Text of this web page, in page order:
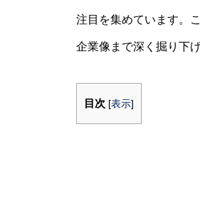
注目を集めています。
企業像まで深く掘り下げ
目次 [表示]